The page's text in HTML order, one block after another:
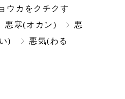
ウカをクチクす
悪寒(オカン)
悪
)
悪気(わる